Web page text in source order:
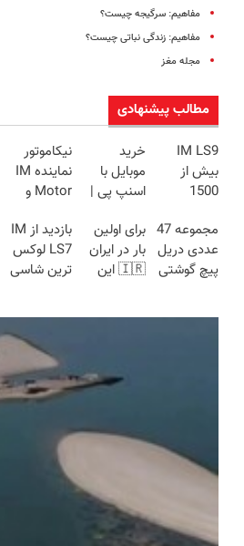
مفاهیم: سرگیجه چیست؟
مفاهیم: زندگی نباتی چیست؟
مجله مغز
مطالب پیشنهادی
IM LS9
بیش از
1500
با یکبار
شارژ
خرید
موبایل با
اسنپ پی |
بدون سود و
کارمزد!
نیکاموتور
نماینده IM
Motor و
در ایران
مجموعه 47
عددی دریل
پیچ گوشتی
برای اولین
بار در ایران
🇮🇷 این
بازدید از IM
LS7 لوکس
ترین شاسی
انقلاب